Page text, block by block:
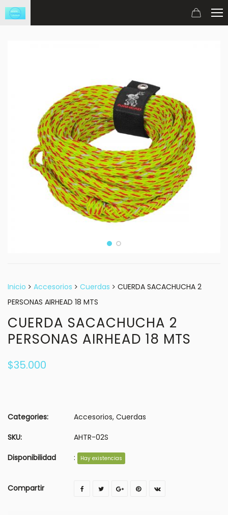
Inicio Accesorios Cuerdas
CUERDA SACACHUCHA 2
PERSONAS AIRHEAD 18 MTS
CUERDA SACACHUCHA 2
PERSONAS AIRHEAD 18 MTS
$35.000
Categories: Accesorios, Cuerdas
SKU:
AHTR-02S
Disponibilidad
: Hay existencias
Compartir